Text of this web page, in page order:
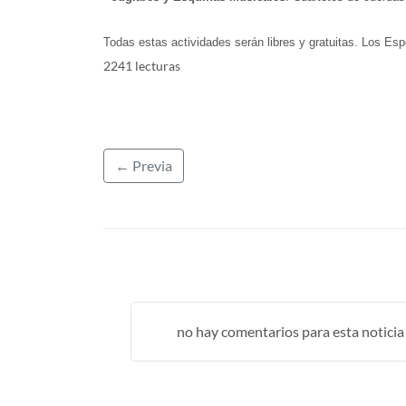
Todas estas actividades serán libres y gratuitas. Los
2241 lecturas
← Previa
no hay comentarios para esta noticia ...